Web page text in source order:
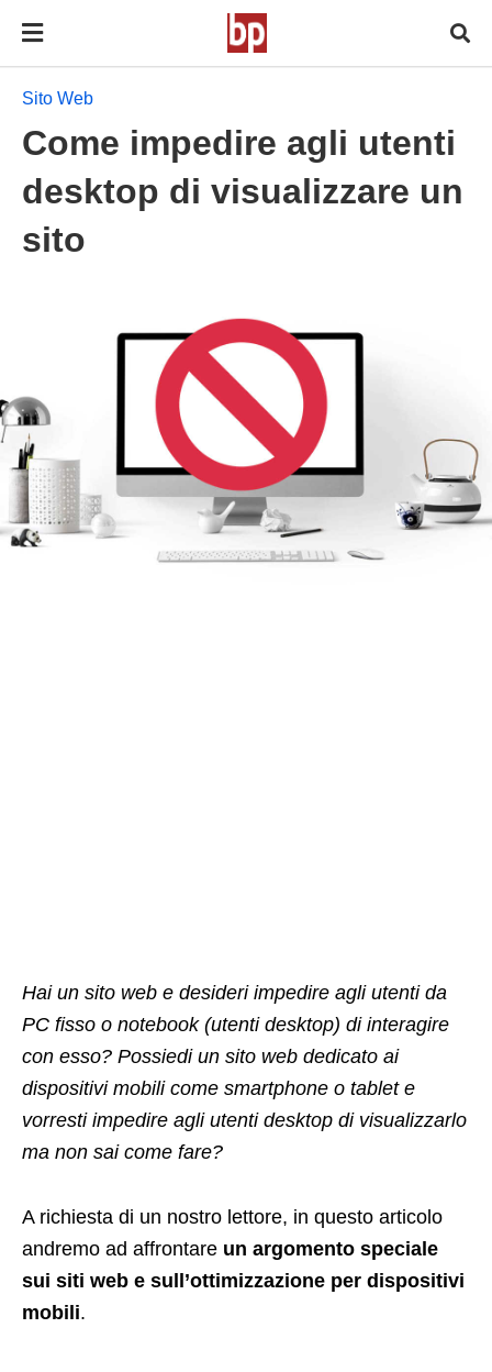
Sito Web
Come impedire agli utenti
desktop di visualizzare un
sito
Hai un sito web e desideri impedire agli utenti da
PC fisso o notebook (utenti desktop) di interagire
con esso? Possiedi un sito web dedicato ai
dispositivi mobili come smartphone o tablet e
vorresti impedire agli utenti desktop di visualizzarlo
ma non sai come fare?
A richiesta di un nostro lettore, in questo articolo
andremo ad affrontare un argomento speciale
sui siti web e sull’ottimizzazione per dispositivi
mobili.